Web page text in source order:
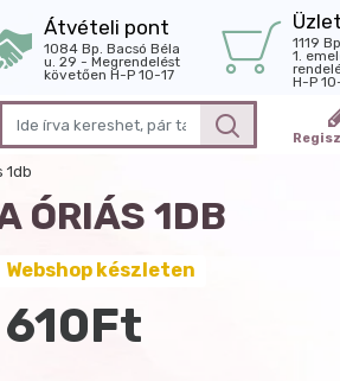
Átvételi pont
1084 Bp. Bacsó Béla
u. 29 - Megrendelést
követően H-P 10-17
Üzlet
1119
1.
H-P
1db
ÓRIÁS 1DB
Webshop készleten
610Ft